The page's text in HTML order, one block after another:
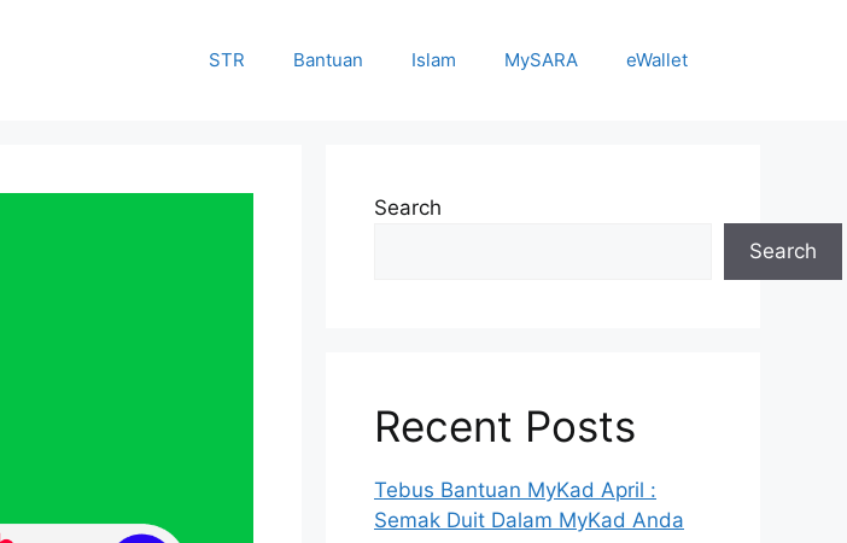
STR Bantuan Islam MySARA eWallet
Search
Search
Recent Posts
Tebus Bantuan MyKad April :
Semak Duit Dalam MyKad Anda